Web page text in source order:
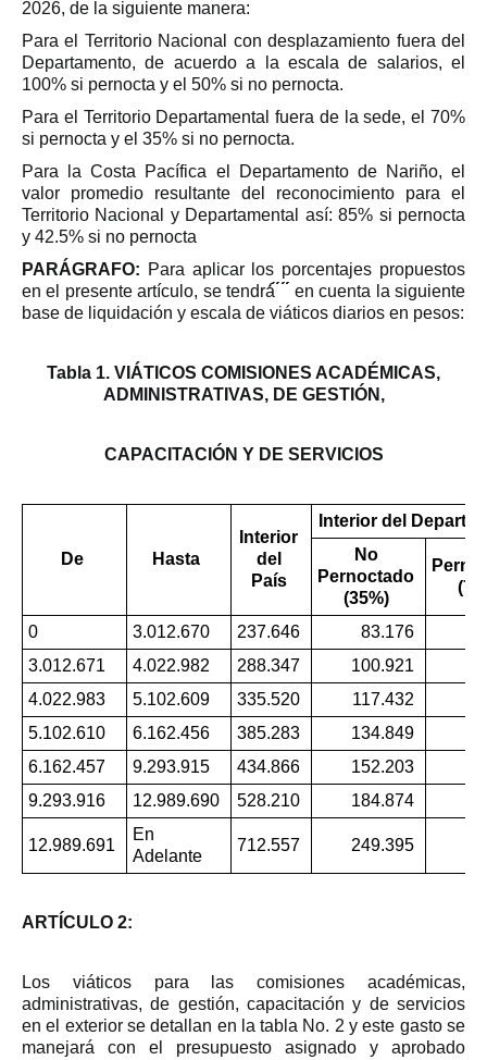
2026, de la siguiente manera:
Para el Territorio Nacional con desplazamiento fuera del
Departamento, de acuerdo a la escala de salarios, el
100% si pernocta y el 50% si no pernocta.
Para el Territorio Departamental fuera de la sede, el 70%
si pernocta y el 35% si no pernocta.
Para la Costa Pacífica el Departamento de Nariño, el
valor promedio resultante del reconocimiento para el
Territorio Nacional y Departamental así: 85% si pernocta
y 42.5% si no pernocta
PARÁGRAFO: Para aplicar los porcentajes propuestos
en el presente artículo, se tendrá́́́́ ́́́́ ́́́́ ́́́́ en cuenta la siguiente
base de liquidación y escala de viáticos diarios en pesos:
Tabla 1. VIÁTICOS COMISIONES ACADÉMICAS,
ADMINISTRATIVAS, DE GESTIÓN,
CAPACITACIÓN Y DE SERVICIOS
De Hasta
Interior
del
País
Interior del
No
Pernoctado
(35%)
0 3.012.670 237.646 83.176
3.012.671
4.022.982 288.347 100.921
4.022.983
5.102.609 335.520 117.432
5.102.610
6.162.456 385.283 134.849
6.162.457
9.293.915 434.866 152.203
9.293.916
12.989.690 528.210 184.874
12.989.691
En
Adelante
712.557 249.395
ARTÍCULO 2:
Los viáticos para las comisiones académicas,
administrativas, de gestión, capacitación y de servicios
en el exterior se detallan en la tabla No. 2 y este gasto se
manejará con el presupuesto asignado y aprobado